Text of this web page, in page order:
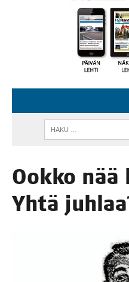
Ook­ko nää
Yhtä